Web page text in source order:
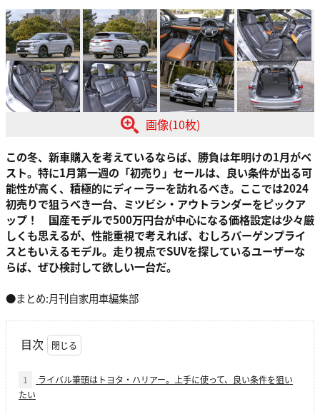
画像(10枚)
この冬、新車購入を考えているならば、勝負は年明けの1月がベ
スト。特に1月第一週の「初売り」セールは、良い条件が出る可
能性が高く、積極的にディーラーを訪れるべき。ここでは2024
初売りで狙うべき一台、ミツビシ・アウトランダーをピックア
ップ！ 国産モデルで500万円台が中心になる価格設定は少々厳
しくも思えるが、性能重視で考えれば、むしろバーゲンプライ
スともいえるモデル。走り視点でSUVを探しているユーザーな
らば、ぜひ検討して欲しい一台だ。
●まとめ:月刊自家用車編集部
目次
1
ライバル筆頭はトヨタ・ハリアー。上手に使って、良い条件を狙い
たい